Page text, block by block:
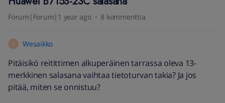
Forum|Forum|1 year ago 8 kommenttia
W Wesaikko
Pitäisikö reitittimen alkuperäinen tarrassa oleva 13-
merkkinen salasana vaihtaa tietoturvan takia? Ja jos
pitää, miten se onnistuu?